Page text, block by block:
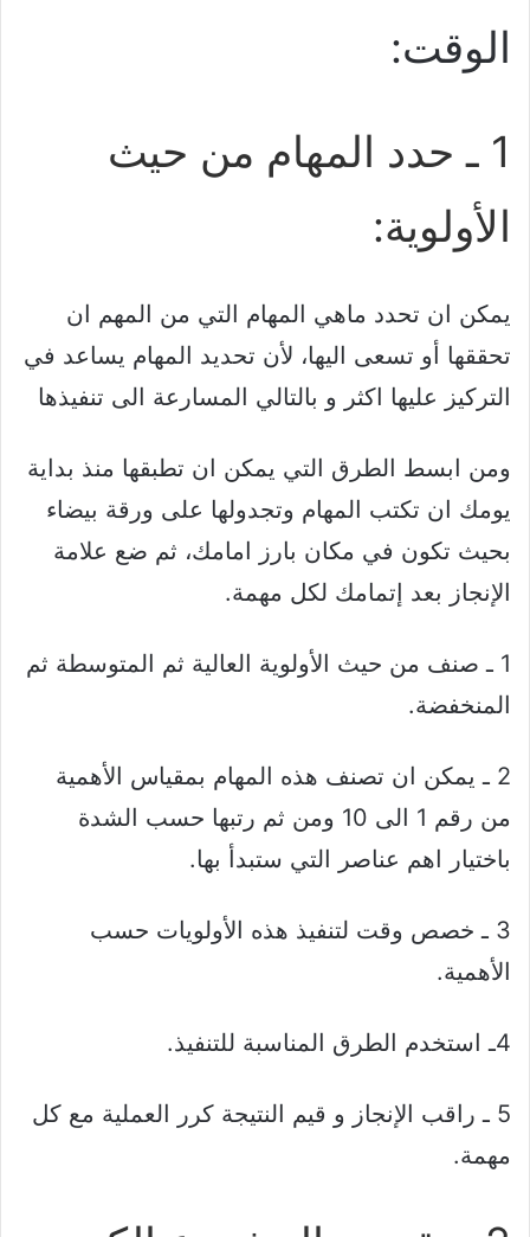
الوقت:
1 ـ حدد المهام من حيث
الأولوية:
يمكن ان تحدد ماهي المهام التي من المهم ان
تحققها أو تسعى اليها، لأن تحديد المهام يساعد في
التركيز عليها اكثر و بالتالي المسارعة الى تنفيذها
ومن ابسط الطرق التي يمكن ان تطبقها منذ بداية
يومك ان تكتب المهام وتجدولها على ورقة بيضاء
بحيث تكون في مكان بارز امامك، ثم ضع علامة
الإنجاز بعد إتمامك لكل مهمة.
1 ـ صنف من حيث الأولوية العالية ثم المتوسطة ثم
المنخفضة.
2 ـ يمكن ان تصنف هذه المهام بمقياس الأهمية
من رقم 1 الى 10 ومن ثم رتبها حسب الشدة
باختيار اهم عناصر التي ستبدأ بها.
3 ـ خصص وقت لتنفيذ هذه الأولويات حسب
الأهمية.
4ـ استخدم الطرق المناسبة للتنفيذ.
5 ـ راقب الإنجاز و قيم النتيجة كرر العملية مع كل
مهمة.